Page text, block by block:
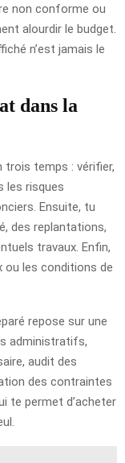
non conforme ou
alourdir le budget.
n’est jamais le
dans la
trois temps : vérifier,
les risques
Ensuite, tu
des replantations,
travaux. Enfin,
ou les conditions de
repose sur une
administratifs,
audit des
des contraintes
te permet d’acheter